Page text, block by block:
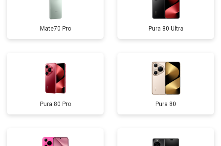
Mate70 Pro Pura 80 Ultra
Pura 80 Pro Pura 80